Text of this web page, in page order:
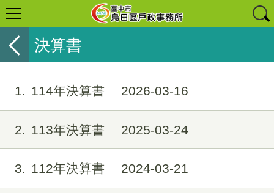
決算書
1 114年決算書 2026-03-16
2 113年決算書 2025-03-24
3 112年決算書 2024-03-21